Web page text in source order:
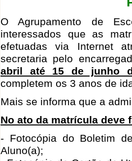
O Agrupamento de
interessados que as
efetuadas via Internet
secretaria pelo
abril até 15 de junho
completem os 3 anos de
Mais se informa que a
No ato da matrícula deve
- Fotocópia do Boletim
Aluno(a);